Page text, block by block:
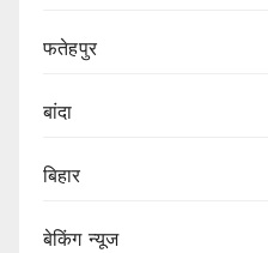
फतेहपुर
बांदा
बिहार
बेकिंग न्यूज